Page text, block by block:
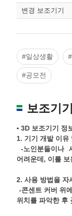
변경 보조기기
#일상생활
#공모전
보조기
▪ 3D 보조기기 정
1. 기기 개발 이유
-노인분들이나
어려운데, 이를
2.사용 방법을 자
-콘센트 커버 위
위치를 파악한 후